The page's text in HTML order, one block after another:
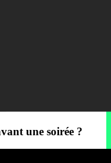
une soirée ?